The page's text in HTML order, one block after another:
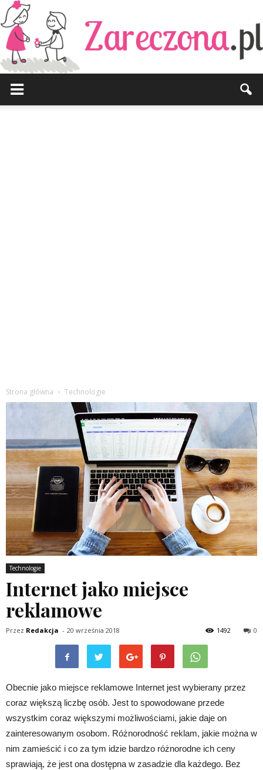
Strona główna Technologie
Technologie
Internet jako miejsce
reklamowe
Przez Redakcja - 20 września 2018 0
1492
Obecnie jako miejsce reklamowe Internet jest wybierany przez
coraz większą liczbę osób. Jest to spowodowane przede
wszystkim coraz większymi możliwościami, jakie daje on
zainteresowanym osobom. Różnorodność reklam, jakie można w
nim zamieścić i co za tym idzie bardzo różnorodne ich ceny
sprawiają, że jest ona dostępna w zasadzie dla każdego. Bez